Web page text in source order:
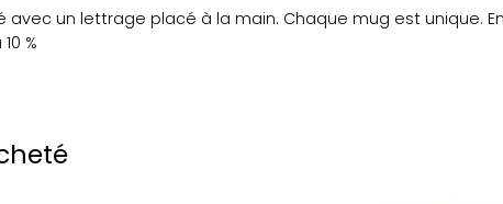
M
un lettrage placé à la main. Chaque mug est unique.
%